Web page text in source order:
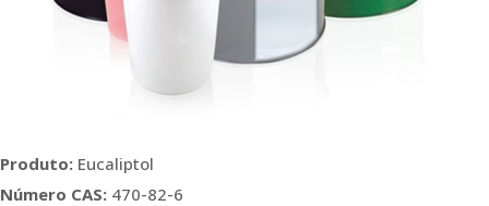
Produto: Eucaliptol
Número CAS: 470-82-6